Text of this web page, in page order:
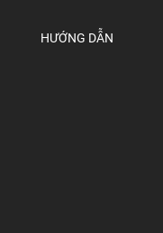
HƯỚNG DẪN